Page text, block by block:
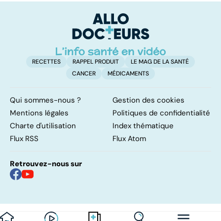
RECETTES RAPPEL PRODUIT
LE MAG DE LA SANTÉ
CANCER
MÉDICAMENTS
Qui sommes-nous ?
Gestion des cookies
Mentions légales
Politiques de confidentialité
Charte d'utilisation
Index thématique
Flux RSS
Flux Atom
Retrouvez-nous sur